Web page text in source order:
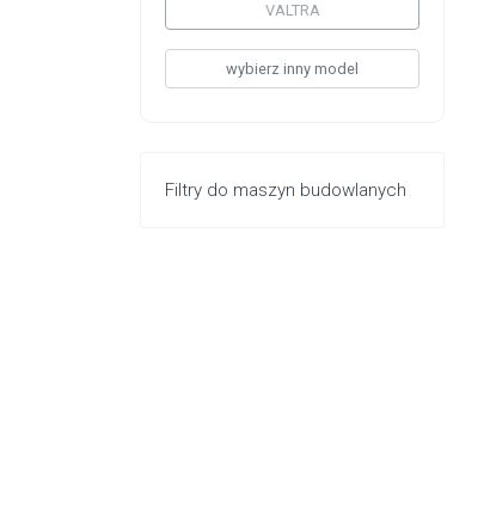
VALTRA
wybierz inny model
Filtry do maszyn budowlanych